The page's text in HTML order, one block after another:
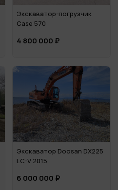
Экскаватор-погрузчик
Case 570
4 800 000 ₽
Экскаватор Doosan DX225
LC-V 2015
6 000 000 ₽